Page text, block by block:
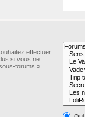
effectuer
si vous ne
forums ».